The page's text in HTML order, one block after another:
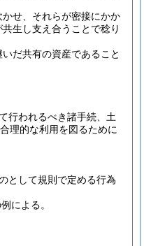
せ、それらが密接にかか
生し支え合うことで稔り
だ共有の資産であること
行われるべき諸手続、土
理的な利用を図るために
として規則で定める行為
による。